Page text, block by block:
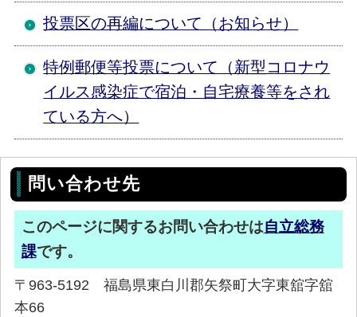
投票区の再編について（お知らせ）
特例郵便等投票について（新型コロナウ
イルス感染症で宿泊・自宅療養等をされ
ている方へ）
問い合わせ先
このページに関するお問い合わせは自立総務
課です。
〒963-5192 福島県東白川郡矢祭町大字東舘字舘
本66